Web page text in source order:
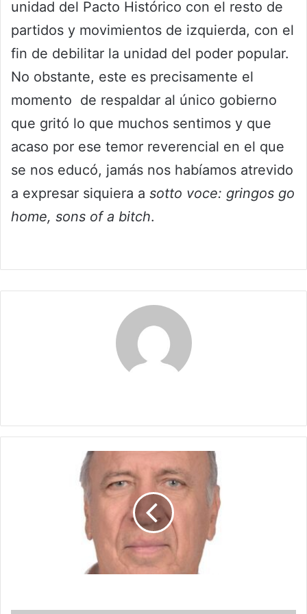
unidad del Pacto Histórico con el resto de
partidos y movimientos de izquierda, con el
fin de debilitar la unidad del poder popular.
No obstante, este es precisamente el
momento de respaldar al único gobierno
que gritó lo que muchos sentimos y que
acaso por ese temor reverencial en el que
se nos educó, jamás nos habíamos atrevido
a expresar siquiera a sotto voce: gringos go
home, sons of a bitch.